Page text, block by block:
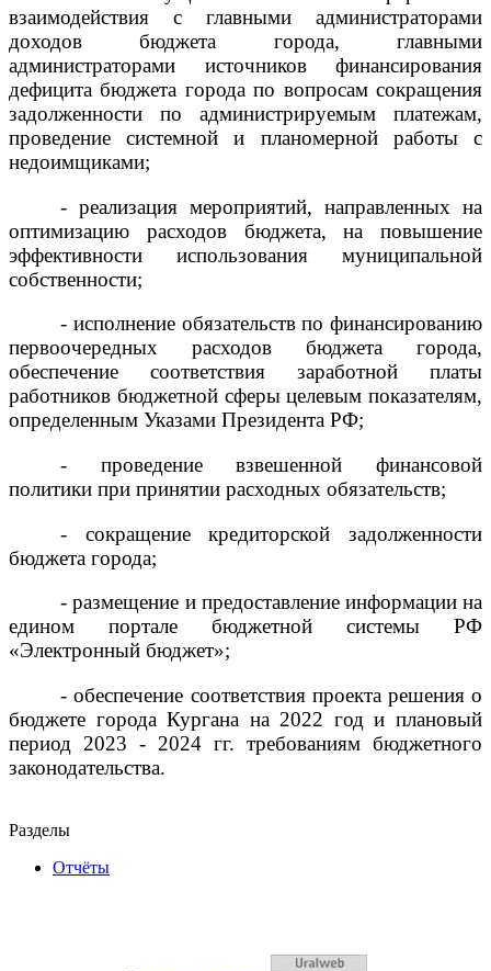
взаимодействия с главными администраторами
доходов бюджета города, главными
администраторами источников финансирования
дефицита бюджета города по вопросам сокращения
задолженности по администрируемым платежам,
проведение системной и планомерной работы с
недоимщиками;
- реализация мероприятий, направленных на
оптимизацию расходов бюджета, на повышение
эффективности использования муниципальной
собственности;
- исполнение обязательств по финансированию
первоочередных расходов бюджета города,
обеспечение соответствия заработной платы
работников бюджетной сферы целевым показателям,
определенным Указами Президента РФ;
- проведение взвешенной финансовой
политики при принятии расходных обязательств;
- сокращение кредиторской задолженности
бюджета города;
- размещение и предоставление информации на
едином портале бюджетной системы РФ
«Электронный бюджет»;
- обеспечение соответствия проекта решения о
бюджете города Кургана на 2022 год и плановый
период 2023 - 2024 гг. требованиям бюджетного
законодательства.
Разделы
Отчёты